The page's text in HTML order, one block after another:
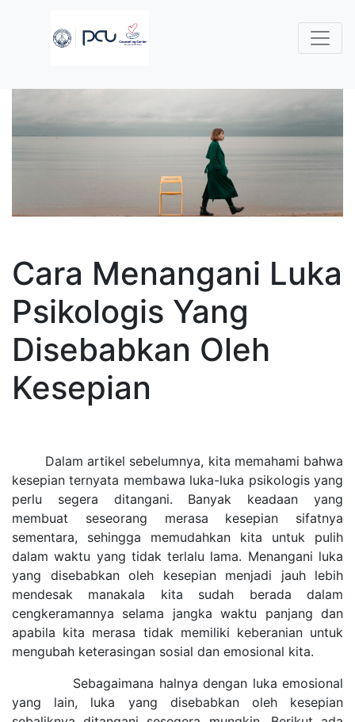
Cara Menangani Luka
Psikologis Yang
Disebabkan Oleh
Kesepian
Dalam artikel sebelumnya, kita memahami bahwa
kesepian ternyata membawa luka-luka psikologis yang
perlu segera ditangani. Banyak keadaan yang
membuat seseorang merasa kesepian sifatnya
sementara, sehingga memudahkan kita untuk pulih
dalam waktu yang tidak terlalu lama. Menangani luka
yang disebabkan oleh kesepian menjadi jauh lebih
mendesak manakala kita sudah berada dalam
cengkeramannya selama jangka waktu panjang dan
apabila kita merasa tidak memiliki keberanian untuk
mengubah keterasingan sosial dan emosional kita.
Sebagaimana halnya dengan luka emosional
yang lain, luka yang disebabkan oleh kesepian